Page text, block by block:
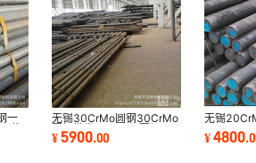
一
优
无锡30CrMo圆钢30CrMo
圆钢批发 30CrMo圆钢厂
家供应
¥5900.00
无锡
批发 湘钢
¥4800.